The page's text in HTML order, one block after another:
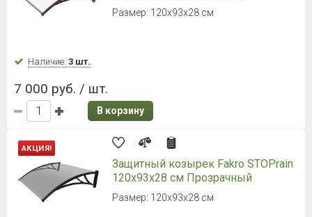
Размер: 120х93х28 см
Наличие: 3 шт.
7 000 руб. / шт.
В корзину
АКЦИЯ!
Защитный козырек Fakro STOPrain
120х93х28 см Прозрачный
Размер: 120х93х28 см